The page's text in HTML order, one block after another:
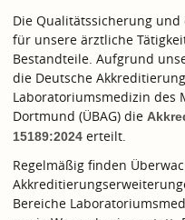
Die Qualitätssicherung
für unsere ärztliche
Bestandteile. Aufgrund
die Deutsche
Laboratoriumsmedizin des
Dortmund (ÜBAG) die
15189:2024 erteilt.
Regelmäßig finden
Bereiche